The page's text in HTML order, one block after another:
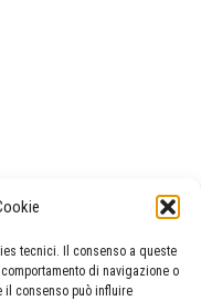
tecnici. Il consenso a queste
di navigazione o
il consenso può influire
apertura Galleria)